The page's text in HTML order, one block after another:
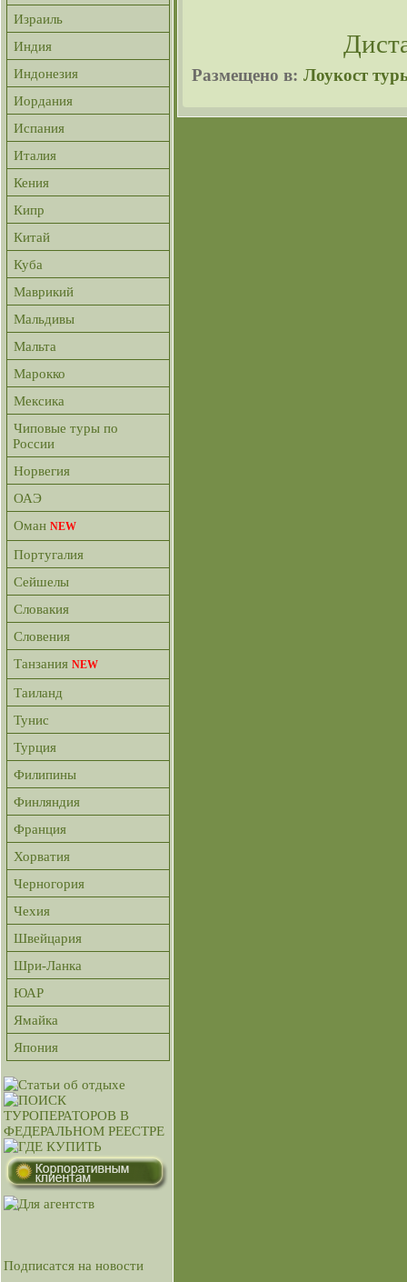
Размещено в: Лоукост
Израиль
Индия
Индонезия
Иордания
Испания
Италия
Кения
Кипр
Китай
Куба
Маврикий
Мальдивы
Мальта
Марокко
Мексика
Чиповые туры по
России
Норвегия
ОАЭ
Оман NEW
Португалия
Сейшелы
Словакия
Словения
Танзания NEW
Таиланд
Тунис
Турция
Филипины
Финляндия
Франция
Хорватия
Черногория
Чехия
Швейцария
Шри-Ланка
ЮАР
Ямайка
Япония
Подписатся на новости